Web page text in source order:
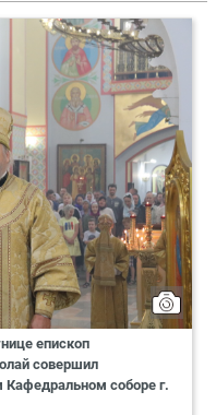
епископ
совершил
соборе г.